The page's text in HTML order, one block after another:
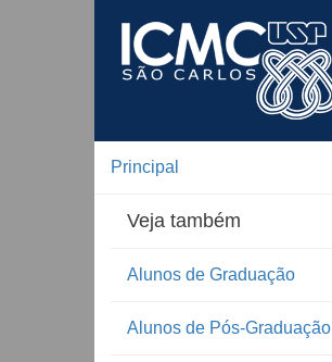
Principal
Veja também
Alunos de Graduação
Alunos de Pós-Graduação